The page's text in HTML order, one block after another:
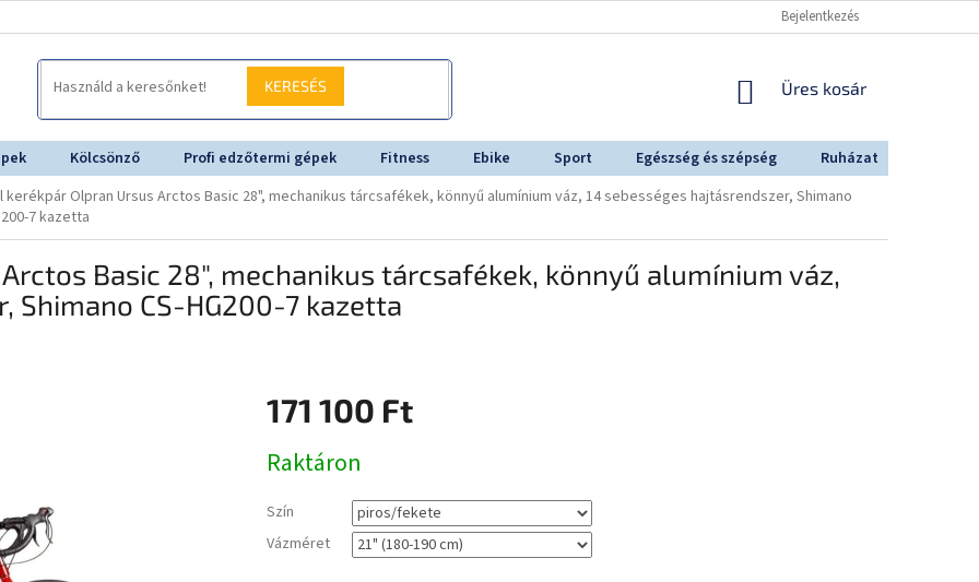
Bejelentkezés
KERESÉS KOSÁR
Üres kosár
Kölcsönző Profi edzőtermi gépek Fitness Ebike Sport Egészség és szépség Ruházat
kerékpár Olpran Ursus Arctos Basic 28", mechanikus tárcsafékek, könnyű alumínium váz, 14 sebességes hajtásrendszer, Shimano
7 kazetta
Basic 28", mechanikus tárcsafékek, könnyű alumínium váz,
Shimano CS-HG200-7 kazetta
171 100 Ft
Raktáron
Szín
Vázméret